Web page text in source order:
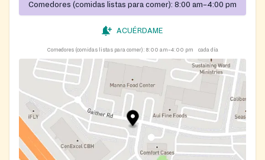
Comedores (comidas listas para comer): 8:00 am–4:00 pm
ACUÉRDAME
Comedores (comidas listas para comer): 8:00 am–4:00 pm cada día